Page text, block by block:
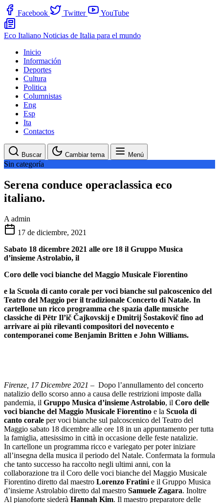
Facebook Twitter YouTube
Eco Italiano Noticias de Italia para el mundo
Inicio
Información
Deportes
Cultura
Politica
Columnistas
Eng
Esp
Ita
Contactos
Buscar Cambiar tema Menú
Sin categoría
Serena conduce operaclassica eco
italiano.
A admin
17 de diciembre, 2021
Sabato 18 dicembre 2021 alle ore 18 il Gruppo Musica
d’insieme Astrolabio, il
Coro delle voci bianche del Maggio Musicale Fiorentino
e la Scuola di canto corale per voci bianche sul palcoscenico del
Teatro del Maggio per il tradizionale Concerto di Natale. In
cartellone un ricco programma che spazia dalle musiche
classiche di Pëtr Il’ič Čajkovskij e Dmitrij Šostakovič fino ad
arrivare ai più rilevanti compositori del novecento e
contemporanei come Benjamin Britten e John Williams.
Firenze, 17Dicembre 2021 – Dopo l’annullamento del concerto
natalizio dello scorso anno a causa delle restrizioni imposte dalla
pandemia, il Gruppo Musica d’insieme Astrolabio, il Coro delle
voci bianche del Maggio Musicale Fiorentino e la Scuola di
canto corale per voci bianche sul palcoscenico del Teatro del
Maggio sabato 18 dicembre alle ore 18 in un appuntamento per tutta
la famiglia, attesissimo in città in occasione delle feste natalizie.
In cartellone un programma ricco e variegato per poter iniziare
all’insegna della musica il periodo del Natale. Confermata la formula
che tanto successo ha raccolto negli ultimi anni, con la
collaborazione tra il Coro delle voci bianche del Maggio Musicale
Fiorentino diretto dal maestro Lorenzo Fratini e il Gruppo Musica
d’insieme Astrolabio diretto dal maestro Samuele Zagara. Inoltre
Al pianoforte siederà Hannah Kim. Il maestro preparatore delle